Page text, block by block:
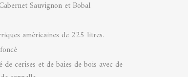
Sauvignon et Bobal
américaines de 225 litres.
cerises et de baies de bois avec de